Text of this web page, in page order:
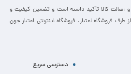
و اصالت کالا تأکید داشته است و تضمین کیفیت و
فروشگاه اعتبار. فروشگاه اینترنتی اعتبار چون
دسترسی سریع